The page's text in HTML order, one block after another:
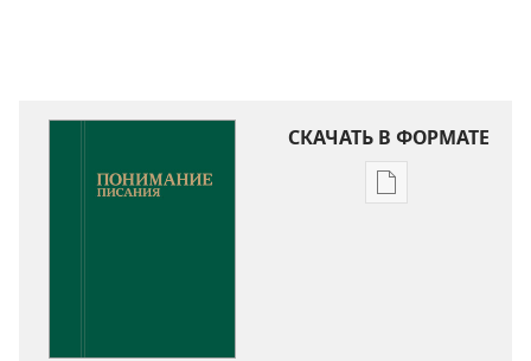
СКАЧАТЬ В ФОРМАТЕ
Варианты